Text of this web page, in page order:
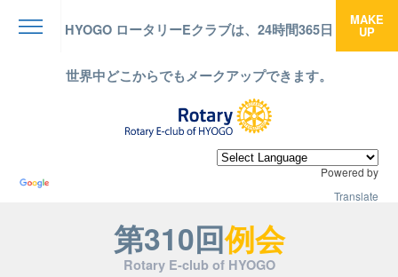
HYOGO ロータリーEクラブは、24時間365日
世界中どこからでもメークアップできます。
MAKE
UP
Powered by
Translate
第310回例会
Rotary E-club of HYOGO